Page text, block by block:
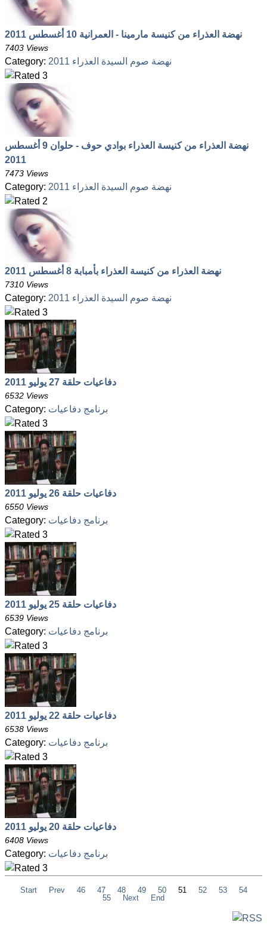
نهضة العذراء من كنيسة مارمينا - العمرانية 10 أغسطس 2011
7403 Views
Category: نهضة صوم السيدة العذراء 2011
نهضة العذراء من كنيسة العذراء بوادي حوف - حلوان 9 أغسطس
2011
7473 Views
Category: نهضة صوم السيدة العذراء 2011
نهضة العذراء من كنيسة العذراء بأمبابة 8 أغسطس 2011
7310 Views
Category: نهضة صوم السيدة العذراء 2011
دفاعيات حلقة 27 يوليو 2011
6532 Views
Category: برنامج دفاعيات
دفاعيات حلقة 26 يوليو 2011
6550 Views
Category: برنامج دفاعيات
دفاعيات حلقة 25 يوليو 2011
6539 Views
Category: برنامج دفاعيات
دفاعيات حلقة 22 يوليو 2011
6538 Views
Category: برنامج دفاعيات
دفاعيات حلقة 20 يوليو 2011
6408 Views
Category: برنامج دفاعيات
Start Prev 46 47 48 49 50 51 52 53
54
55
Next End